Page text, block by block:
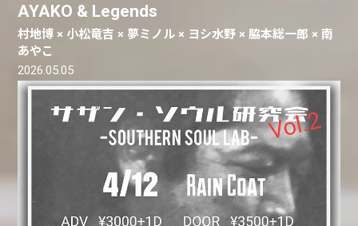
AYAKO & Legends
村地博 × 小松竜吉 × 夢ミノル × ヨシ水野 × 脇本総一郎 × 南
あやこ
2026.05.05